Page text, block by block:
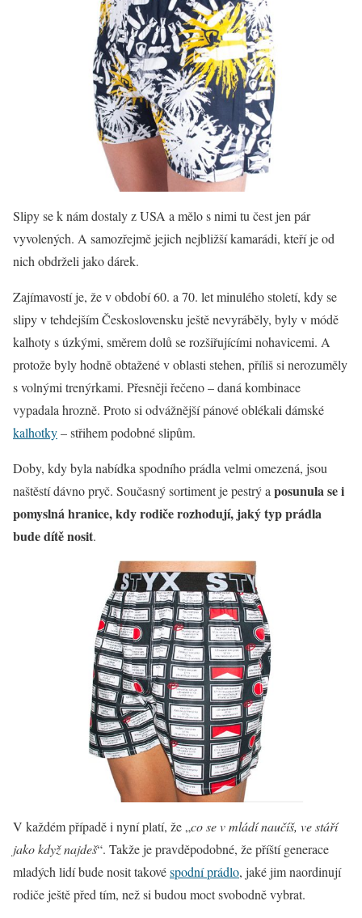
Slipy se k nám dostaly z USA a mělo s nimi tu čest jen pár
vyvolených. A samozřejmě jejich nejbližší kamarádi, kteří je od
nich obdrželi jako dárek.
Zajímavostí je, že v období 60. a 70. let minulého století, kdy se
slipy v tehdejším Československu ještě nevyráběly, byly v módě
kalhoty s úzkými, směrem dolů se rozšiřujícími nohavicemi. A
protože byly hodně obtažené v oblasti stehen, příliš si nerozuměly
s volnými trenýrkami. Přesněji řečeno – daná kombinace
vypadala hrozně. Proto si odvážnější pánové oblékali dámské
kalhotky– střihem podobné slipům.
Doby, kdy byla nabídka spodního prádla velmi omezená, jsou
naštěstí dávno pryč. Současný sortiment je pestrý a posunula se i
pomyslná hranice, kdy rodiče rozhodují, jaký typ prádla
bude dítě nosit.
V každém případě i nyní platí, že „co se v mládí naučíš, ve stáří
jako když najdeš“. Takže je pravděpodobné, že příští generace
mladých lidí bude nosit takovéspodní prádlo, jaké jim naordinují
rodiče ještě před tím, než si budou moct svobodně vybrat.